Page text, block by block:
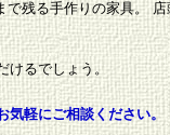
で残る手作りの家具。
けるでしょう。
気軽にご相談ください。